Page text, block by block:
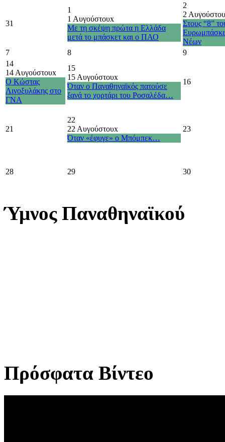
31
1
1 Αυγούστουx
Με τη σκέψη πρώτα η Ελλάδα
μετά το μπάσκετ και ο ΠΑΟ
2
2 Αυγούστου
Στους “8”
Νέων
7
8
9
14
14 Αυγούστουx
O Kώστας
Λινοξυλάκης στο
ΓΝΑ
15
15 Αυγούστουx
Όταν ο Παναθηναϊκός πατούσε
ξανά το χορτάρι του Ροσαλέδα…
16
21
22
22 Αυγούστουx
Όταν «έφυγε» ο Μπόμπεκ…
23
28 29 30
Ύμνος Παναθηναϊκού
Πρόσφατα Βίντεο